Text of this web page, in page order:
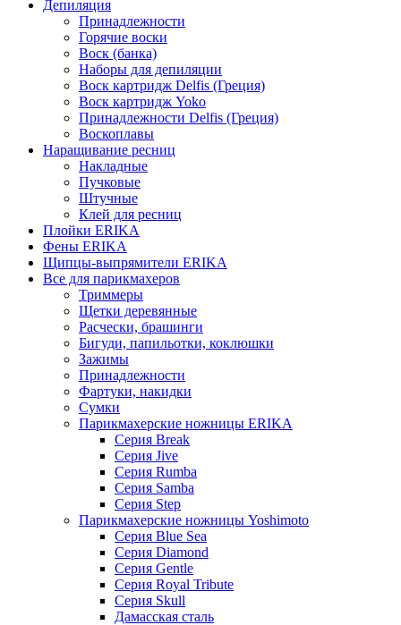
Депиляция
Принадлежности
Горячие воски
Воск (банка)
Наборы для депиляции
Воск картридж Delfis (Греция)
Воск картридж Yoko
Принадлежности Delfis (Греция)
Воскоплавы
Наращивание ресниц
Накладные
Пучковые
Штучные
Клей для ресниц
Плойки ERIKA
Фены ERIKA
Щипцы-выпрямители ERIKA
Все для парикмахеров
Триммеры
Щетки деревянные
Расчески, брашинги
Бигуди, папильотки, коклюшки
Зажимы
Принадлежности
Фартуки, накидки
Сумки
Парикмахерские ножницы ERIKA
Серия Break
Серия Jive
Серия Rumba
Серия Samba
Серия Step
Парикмахерские ножницы Yoshimoto
Серия Blue Sea
Серия Diamond
Серия Gentle
Серия Royal Tribute
Серия Skull
Дамасская сталь